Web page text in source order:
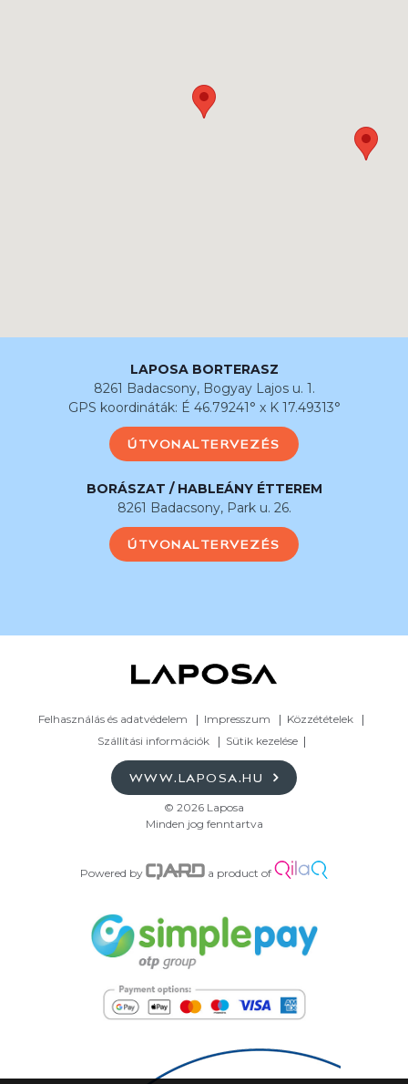
LAPOSA BORTERASZ
8261 Badacsony, Bogyay Lajos u. 1.
GPS koordináták: É 46.79241° x K 17.49313°
ÚTVONALTERVEZÉS
BORÁSZAT / HABLEÁNY ÉTTEREM
8261 Badacsony, Park u. 26.
ÚTVONALTERVEZÉS
Felhasználás és adatvédelem Impresszum
Közzétételek
Szállítási információk
Sütik kezelése
WWW.LAPOSA.HU
© 2026 Laposa
Minden jog fenntartva
Powered by a product of